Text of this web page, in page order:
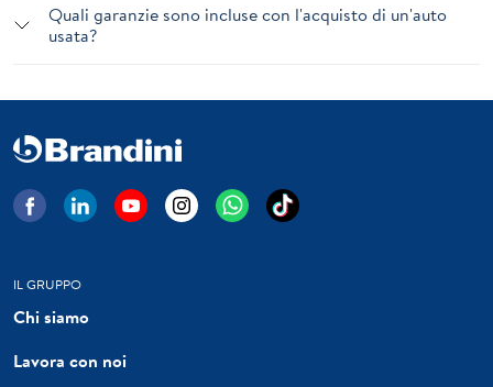
Quali garanzie sono incluse con l'acquisto di un'auto
usata?
IL GRUPPO
Chi siamo
Lavora con noi